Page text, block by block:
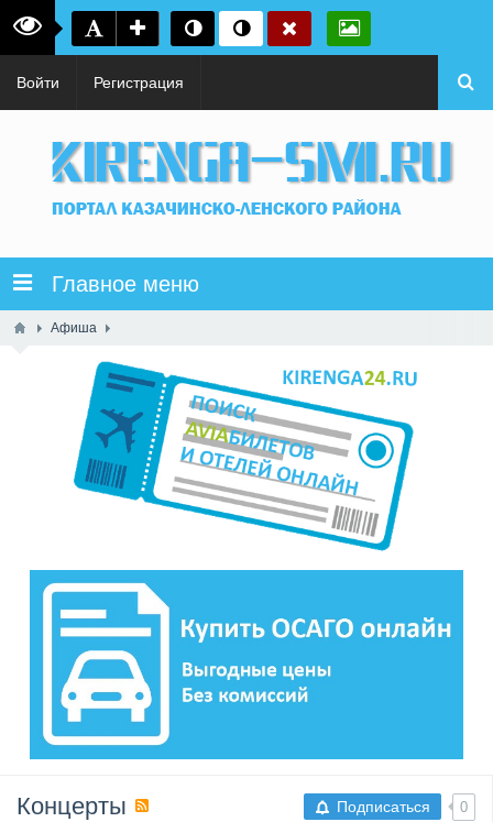
Войти Регистрация
Главное меню
Афиша
Подписаться 0
Концерты